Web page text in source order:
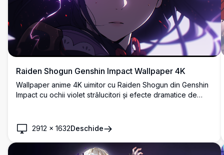
Raiden Shogun Genshin Impact Wallpaper 4K
Wallpaper anime 4K uimitor cu Raiden Shogun din Genshin
Impact cu ochii violet strălucitori și efecte dramatice de
iluminare eterică și elemente vizuale dinamice.
2912 × 1632Deschide